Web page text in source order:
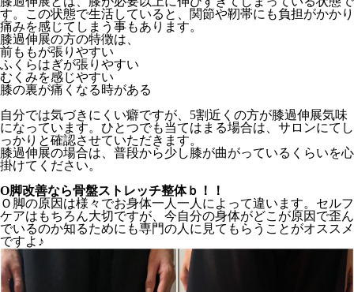
す。この状態で生活していると、関節や靭帯にも負担がかかり
痛みを感じてしまう事もあります。
膝過伸展の方の特徴は、
前ももが張りやすい
ふくらはぎが張りやすい
むくみを感じやすい
膝の裏が痛くなる時がある
自分では気づきにくい癖ですが、5割近くの方が膝過伸展気味
になっています。ひとつでも当てはまる場合は、サロンにてし
っかりと確認させていただきます。
膝過伸展の場合は、普段から少し膝が曲がっているくらいを心
掛けてください。
O脚改善なら骨盤ストレッチ整体ｂ！！
Ｏ脚の原因は様々でお身体一人一人によって違います。セルフ
ケアはもちろん大切ですが、今自分の身体がどこが原因で歪ん
でいるのか知るためにも専門の人に見てもらうことがオススメ
ですよ♪